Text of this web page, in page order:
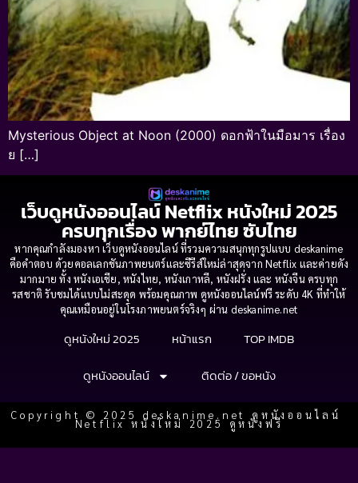
Mysterious Object at Noon (2000) ดอกฟ้าในมือมาร เรื่อง
ย […]
เว็บดูหนังออนไลน์ Netflix หนังใหม่ 2025
ครบทุกเรื่อง พากย์ไทย ซับไทย
หากคุณกำลังมองหา เว็บดูหนังออนไลน์ ที่รวมความสนุกทุกรูปแบบ deskanime
คือคำตอบ ด้วยคอลเลกชันภาพยนตร์และซีรีส์ใหม่ล่าสุดจาก Netflix และค่ายดัง
มากมาย ทั้ง หนังเอเชีย, หนังไทย, หนังเกาหลี, หนังฝรั่ง และ หนังจีน ครบทุก
รสชาติ รับชมได้แบบไม่สะดุด พร้อมคุณภาพ ดูหนังออนไลน์ฟรี ระดับ 4K ที่ทำให้
คุณเหมือนอยู่ในโรงภาพยนตร์จริงๆ ผ่าน deskanime.net
ดูหนังใหม่ 2025 หน้าแรก
TOP IMDB
ดูหนังออนไลน์
ติดต่อ / ขอหนัง
Copyright © 2025 deskanime.net ดูหนังออนไลน์
Netflix หนังใหม่ 2025 ดูหนังฟรี